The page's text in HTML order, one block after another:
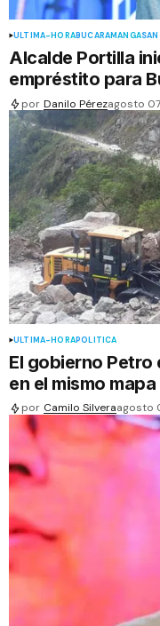
ÚLTIMA-HORABUCARAMANGA
Alcalde Portilla
empréstito para
por Danilo Pérezagosto
ÚLTIMA-HORAPOLÍTICA
El gobierno
en el mismo
por Camilo Silveraagosto